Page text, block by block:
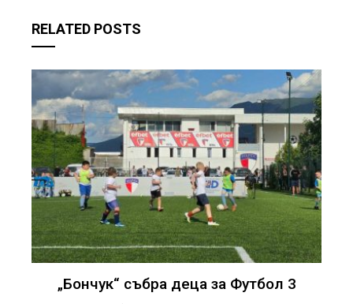
RELATED POSTS
„Бончук“ събра деца за Футбол 3